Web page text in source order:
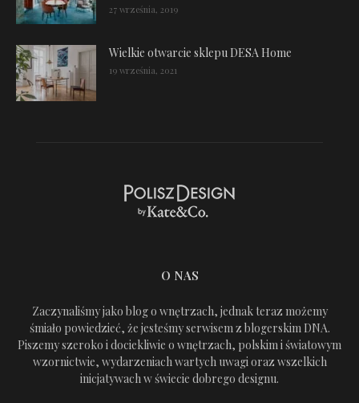
27 września, 2019
Wielkie otwarcie sklepu DESA Home
19 września, 2021
O NAS
Zaczynaliśmy jako blog o wnętrzach, jednak teraz możemy
śmiało powiedzieć, że jesteśmy serwisem z blogerskim DNA.
Piszemy szeroko i dociekliwie o wnętrzach, polskim i światowym
wzornictwie, wydarzeniach wartych uwagi oraz wszelkich
inicjatywach w świecie dobrego designu.